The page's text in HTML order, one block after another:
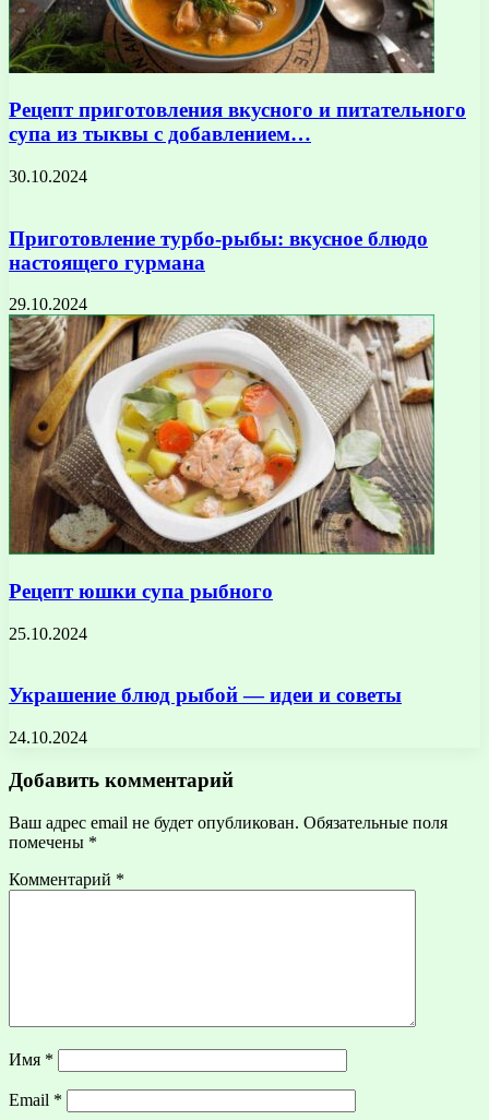
Рецепт приготовления вкусного и питательного
супа из тыквы с добавлением…
30.10.2024
Приготовление турбо-рыбы: вкусное блюдо
настоящего гурмана
29.10.2024
Рецепт юшки супа рыбного
25.10.2024
Украшение блюд рыбой — идеи и советы
24.10.2024
Добавить комментарий
Ваш адрес email не будет опубликован. Обязательные поля
помечены *
Комментарий *
Имя *
Email *